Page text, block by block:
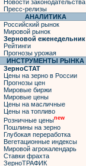
Новости законодательства
Пресс-релизы
АНАЛИТИКА
Российский рынок
Мировой рынок
Зерновой еженедельник
Рейтинги
Прогнозы урожая
ИНСТРУМЕНТЫ РЫНКА
ЗерноСТАТ
Цены на зерно в России
Прогнозы цен
Мировые биржи
Мировые цены
Цены на масличные
Цены на топливо
Розничные ценыnew
Пошлины на зерно
Глубокая переработка
Вегетационные индексы
Мировой агрокалендарь
Ставки фрахта
ЗерноТРАФИК